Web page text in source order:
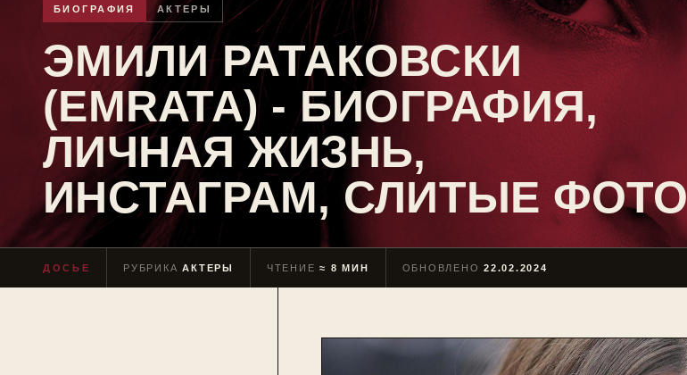
БИОГРАФИЯ АКТЕРЫ
ЭМИЛИ РАТАКОВСКИ
(EMRATA) - БИОГРАФИЯ,
ЛИЧНАЯ ЖИЗНЬ,
ИНСТАГРАМ, СЛИТЫЕ ФОТО
ДОСЬЕ РУБРИКААКТЕРЫ ЧТЕНИЕ≈ 8 МИН ОБНОВЛЕНО22.02.2024